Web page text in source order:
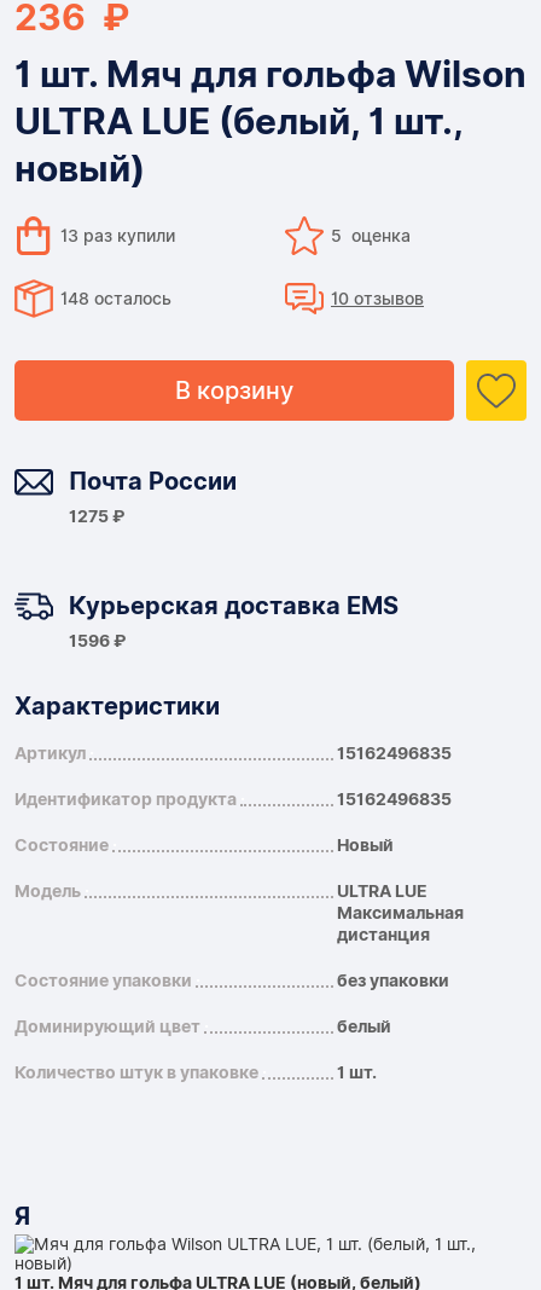
236 ₽
1 шт. Мяч для гольфа Wilson
ULTRA LUE (белый, 1 шт.,
новый)
13 раз купили 5 оценка
148 осталось 10 отзывов
В корзину
Почта России
1275 ₽
Курьерская доставка EMS
1596 ₽
Характеристики
Артикул 15162496835
Идентификатор продукта 15162496835
Состояние Новый
Модель
ULTRA LUE
Максимальная
дистанция
Состояние упаковки без упаковки
Доминирующий цвет белый
Количество штук в упаковке 1 шт.
Я
1 шт. Мяч для гольфа ULTRA LUE (новый, белый)